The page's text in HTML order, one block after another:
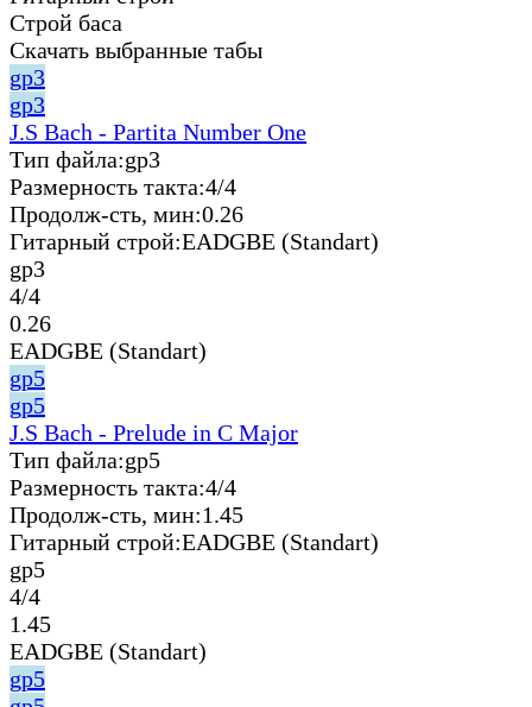
Строй баса
Скачать выбранные табы
gp3
gp3
J.S Bach - Partita Number One
Тип файла:gp3
Размерность такта:4/4
Продолж-сть, мин:0.26
Гитарный строй:EADGBE (Standart)
gp3
4/4
0.26
EADGBE (Standart)
gp5
gp5
J.S Bach - Prelude in C Major
Тип файла:gp5
Размерность такта:4/4
Продолж-сть, мин:1.45
Гитарный строй:EADGBE (Standart)
gp5
4/4
1.45
EADGBE (Standart)
gp5